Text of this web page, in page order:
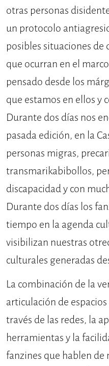
otras personas
un protocolo
posibles situaciones
que ocurran en el
pensado desde los
que estamos en ellos y
Durante dos días nos
pasada edición, en la
personas migras,
transmarikabibollos,
discapacidad y con
Durante dos días los
tiempo en la agenda
visibilizan nuestras
culturales generadas
La combinación de la
articulación de
través de las redes, la
herramientas y la
fanzines que hablen de